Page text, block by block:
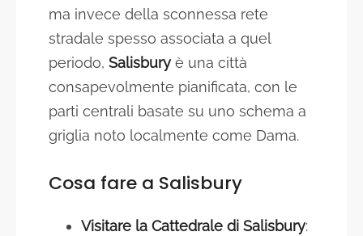
ma invece della sconnessa rete
stradale spesso associata a quel
periodo, Salisburyè una città
consapevolmente pianificata, con le
parti centrali basate su uno schema a
griglia noto localmente come Dama.
Cosa fare a Salisbury
Visitare la Cattedrale di Salisbury: